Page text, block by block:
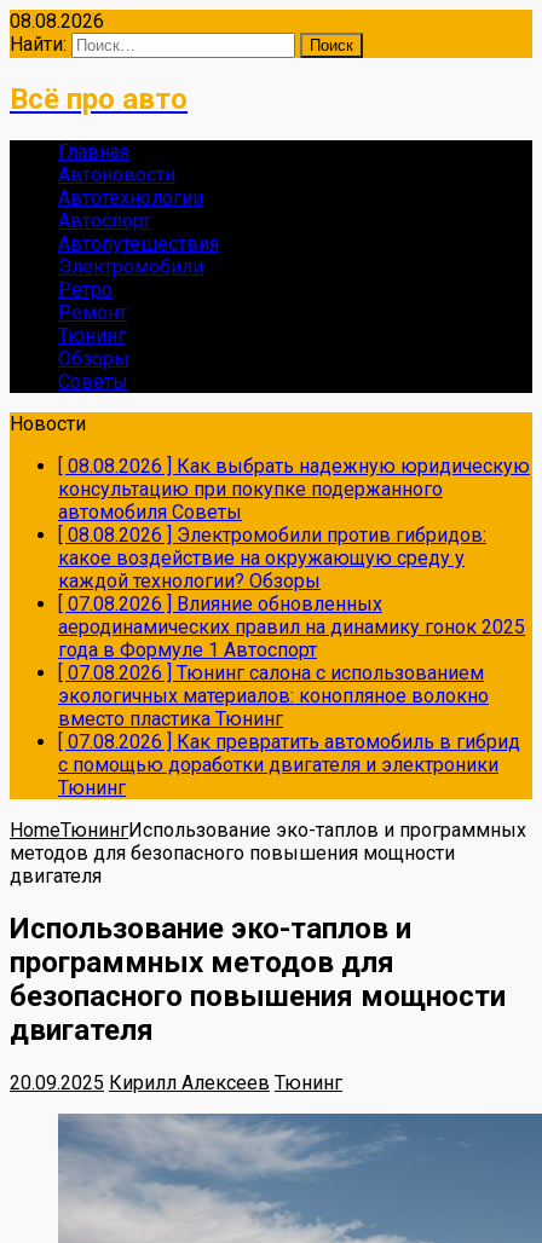
08.08.2026
Найти:
Всё про авто
Главная
Автоновости
Автотехнологии
Автоспорт
Автопутешествия
Электромобили
Ретро
Ремонт
Тюнинг
Обзоры
Советы
Новости
[ 08.08.2026 ] Как выбрать надежную юридическую
консультацию при покупке подержанного
автомобиля Советы
[ 08.08.2026 ] Электромобили против гибридов:
какое воздействие на окружающую среду у
каждой технологии? Обзоры
[ 07.08.2026 ] Влияние обновленных
аеродинамических правил на динамику гонок 2025
года в Формуле 1 Автоспорт
[ 07.08.2026 ] Тюнинг салона с использованием
экологичных материалов: конопляное волокно
вместо пластика Тюнинг
[ 07.08.2026 ] Как превратить автомобиль в гибрид
с помощью доработки двигателя и электроники
Тюнинг
HomeТюнингИспользование эко-таплов и программных
методов для безопасного повышения мощности
двигателя
Использование эко-таплов и
программных методов для
безопасного повышения мощности
двигателя
20.09.2025 Кирилл Алексеев Тюнинг